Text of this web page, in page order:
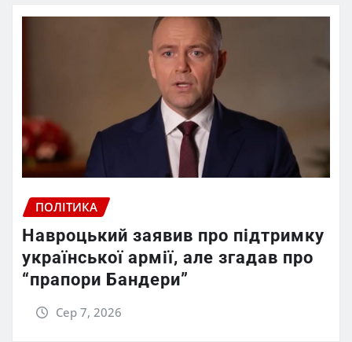
ПОЛІТИКА
Навроцький заявив про підтримку
української армії, але згадав про
“прапори Бандери”
Сер 7, 2026